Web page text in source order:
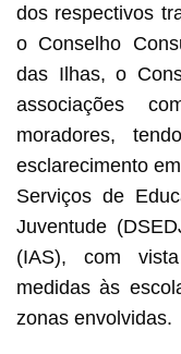
dos respectivos
o Conselho
das Ilhas, o
associações
moradores,
esclarecimento
Serviços de
Juventude
(IAS), com
medidas às
zonas envolvidas.